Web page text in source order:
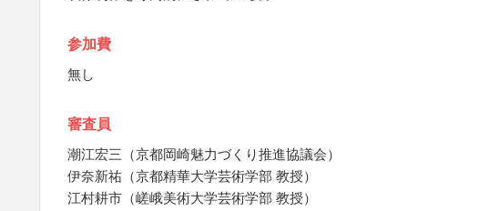
参加費
無し
審査員
潮江宏三（京都岡崎魅力づくり推進協議会）
伊奈新祐（京都精華大学芸術学部 教授）
江村耕市（嵯峨美術大学芸術学部 教授）